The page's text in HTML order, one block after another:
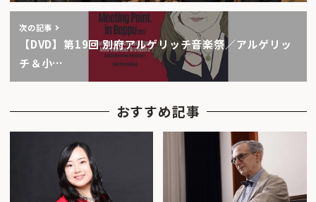
次の記事
【DVD】第19回 別府アルゲリッチ音楽祭／アルゲリッ
チ＆小…
おすすめ記事